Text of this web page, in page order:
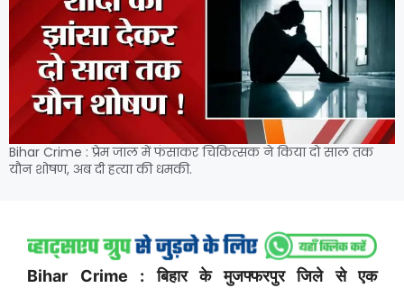
Bihar Crime : प्रेम जाल में फंसाकर चिकित्सक ने किया दो साल तक
यौन शोषण, अब दी हत्या की धमकी.
Bihar Crime :बिहार के मुजफ्फरपुर जिले से एक